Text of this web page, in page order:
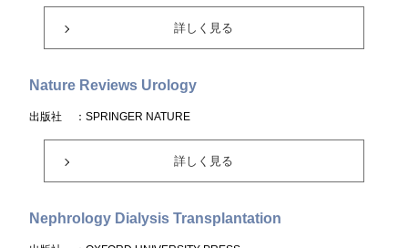
詳しく見る
Nature Reviews Urology
出版社 ：SPRINGER NATURE
詳しく見る
Nephrology Dialysis Transplantation